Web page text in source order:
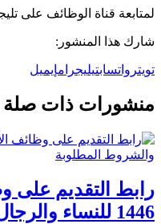
لمتابعة قناة الوظائف على
شارك هذا المنشور:
تويتر واتسابتيليجرامإيميل
منشورات ذات صلة
رابط التقديم على
1446 للنساء والرجال والشروط المطلوبة